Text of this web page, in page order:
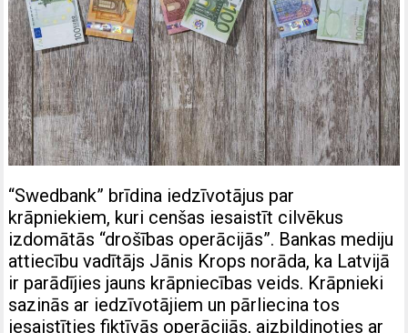
“Swedbank” brīdina iedzīvotājus par
krāpniekiem, kuri cenšas iesaistīt cilvēkus
izdomātās “drošības operācijās”. Bankas mediju
attiecību vadītājs Jānis Krops norāda, ka Latvijā
ir parādījies jauns krāpniecības veids. Krāpnieki
sazinās ar iedzīvotājiem un pārliecina tos
iesaistīties fiktīvās operācijās, aizbildinoties ar